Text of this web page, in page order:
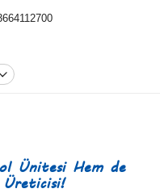
Ünitesi Hem de
Üreticisi!